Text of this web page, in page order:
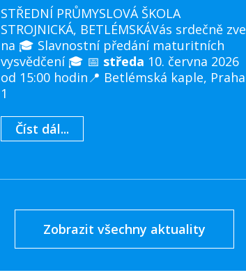
STŘEDNÍ PRŮMYSLOVÁ ŠKOLA
STROJNICKÁ, BETLÉMSKÁVás srdečně zve
na 🎓 Slavnostní předání maturitních
vysvědčení 🎓 📅 středa 10. června 2026
od 15:00 hodin📍 Betlémská kaple, Praha
1
Číst dál...
Zobrazit všechny aktuality